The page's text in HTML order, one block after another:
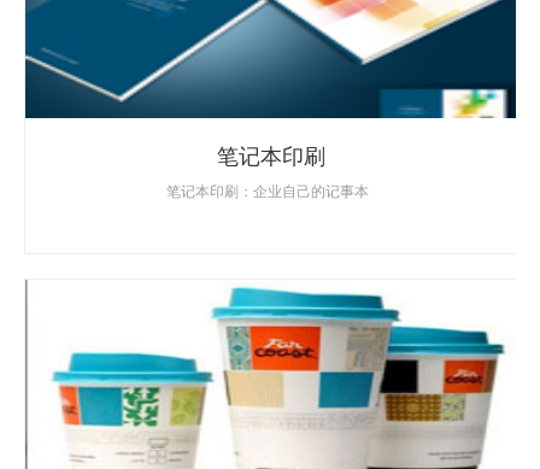
笔记本印刷
笔记本印刷：企业自己的记事本